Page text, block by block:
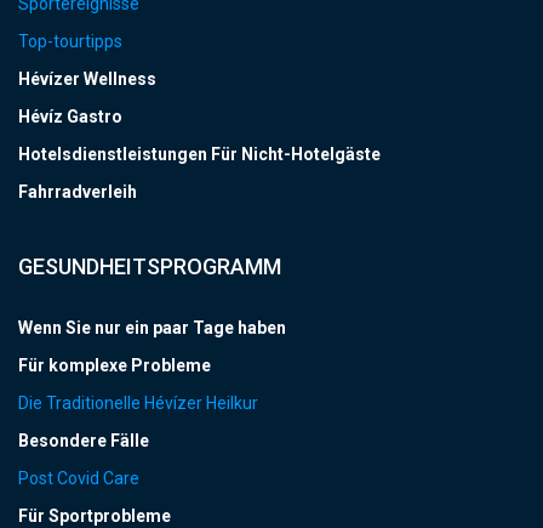
Sportereignisse
Top-tourtipps
Hévízer Wellness
Hévíz Gastro
Hotelsdienstleistungen Für Nicht-Hotelgäste
Fahrradverleih
GESUNDHEITSPROGRAMM
Wenn Sie nur ein paar Tage haben
Für komplexe Probleme
Die Traditionelle Hévízer Heilkur
Besondere Fälle
Post Covid Care
Für Sportprobleme